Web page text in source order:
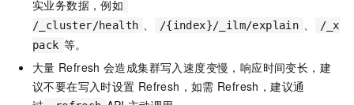
实业务数据，例如
/_cluster/health 、 /{index}/_ilm/explain 、
/_x
pack 等。
大量 Refresh 会造成集群写入速度变慢，响应时间变长，建
议不要在写入时设置 Refresh，如需 Refresh，建议通